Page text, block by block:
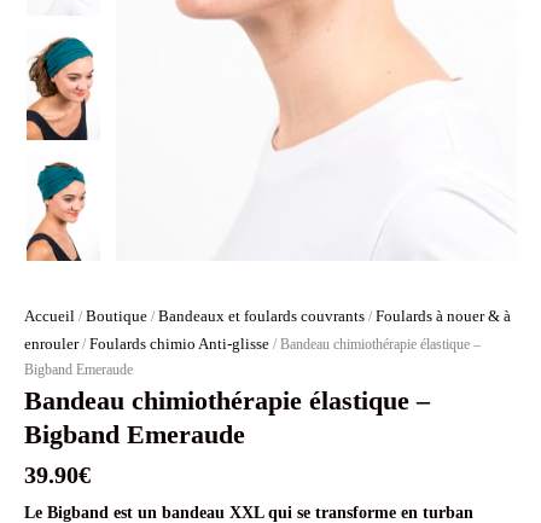
Accueil / Boutique / Bandeaux et foulards couvrants / Foulards à nouer & à
enrouler/ Foulards chimio Anti-glisse / Bandeau chimiothérapie élastique –
Bigband Emeraude
Bandeau chimiothérapie élastique –
Bigband Emeraude
39.90€
Le Bigband est un bandeau XXL qui se transforme en turban